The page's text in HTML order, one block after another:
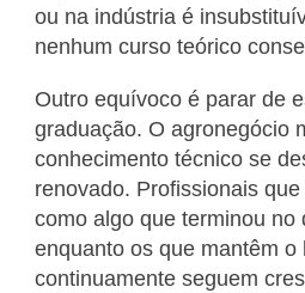
ou na indústria é
nenhum curso teórico
Outro equívoco é parar de
graduação. O agronegócio
conhecimento técnico se
renovado. Profissionais
como algo que terminou no
enquanto os que mantêm o
continuamente seguem